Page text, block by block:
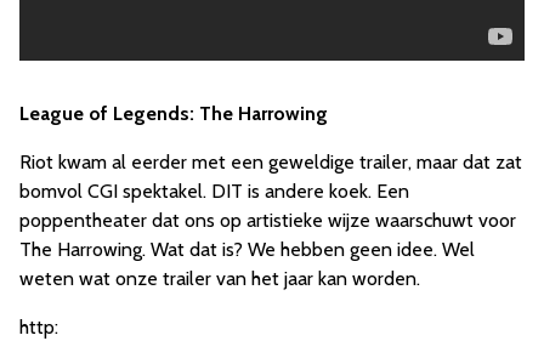
League of Legends: The Harrowing
Riot kwam al eerder met een geweldige trailer, maar dat zat
bomvol CGI spektakel. DIT is andere koek. Een
poppentheater dat ons op artistieke wijze waarschuwt voor
The Harrowing. Wat dat is? We hebben geen idee. Wel
weten wat onze trailer van het jaar kan worden.
http: